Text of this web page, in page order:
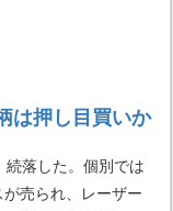
は押し目買いか
落した。個別では
売られ、レーザー